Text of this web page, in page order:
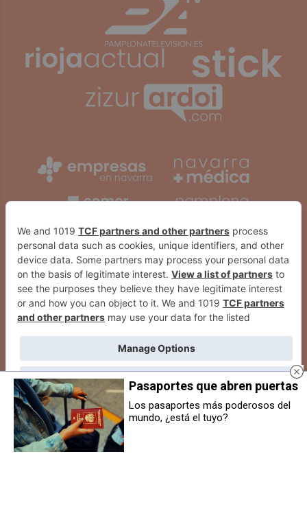
La escritora Beatriz Castellanos
presenta su nuevo libro
Pasaportes que abren puertas
Los pasaportes más poderosos del
mundo, ¿está el tuyo?